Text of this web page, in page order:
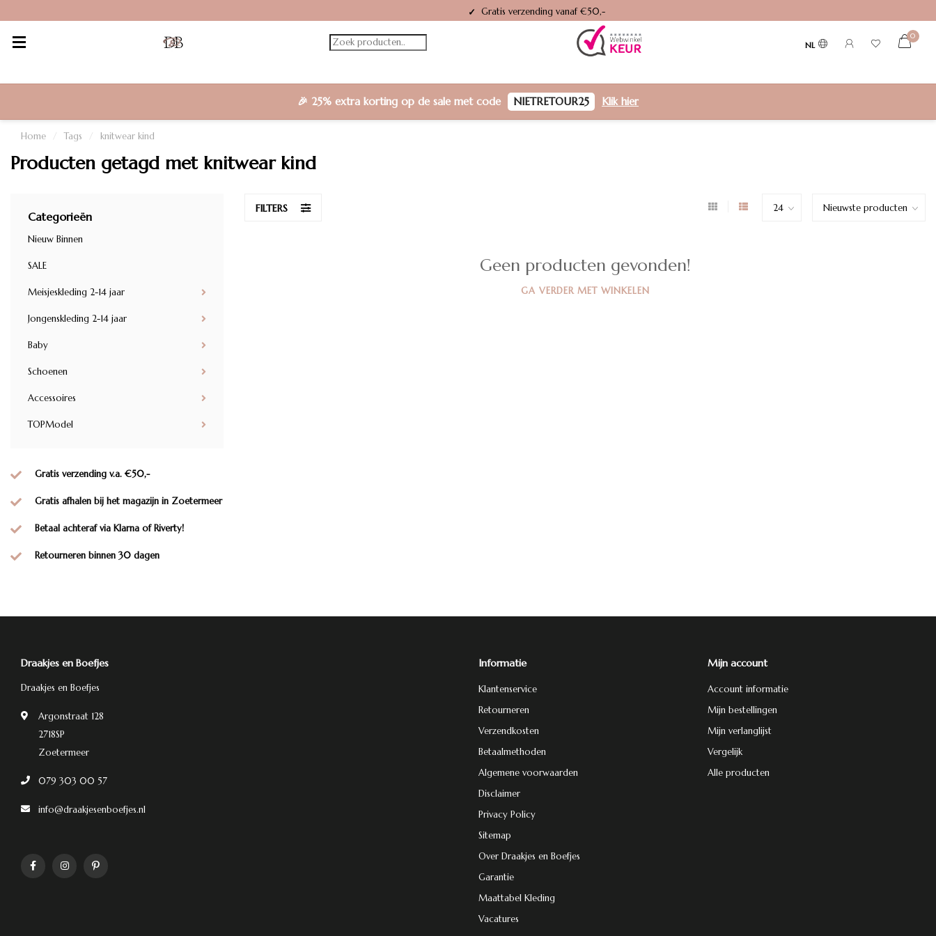
✓ Gratis verzending vanaf €50,-
NL
0
🎉 25% extra korting op de sale met code NIETRETOUR25 Klik hier
Home / Tags / knitwear kind
Producten getagd met knitwear kind
Categorieën
Nieuw Binnen
SALE
Meisjeskleding 2-14 jaar
Jongenskleding 2-14 jaar
Baby
Schoenen
Accessoires
TOPModel
Gratis verzending v.a. €50,-
Gratis afhalen bij het magazijn in Zoetermeer
Betaal achteraf via Klarna of Riverty!
Retourneren binnen 30 dagen
FILTERS
Geen producten gevonden!
GA VERDER MET WINKELEN
Draakjes en Boefjes
Draakjes en Boefjes
Argonstraat 128
2718SP
Zoetermeer
079 303 00 57
info@draakjesenboefjes.nl
Informatie
Klantenservice
Retourneren
Verzendkosten
Betaalmethoden
Algemene voorwaarden
Disclaimer
Privacy Policy
Sitemap
Over Draakjes en Boefjes
Garantie
Maattabel Kleding
Vacatures
Mijn account
Account informatie
Mijn bestellingen
Mijn verlanglijst
Vergelijk
Alle producten